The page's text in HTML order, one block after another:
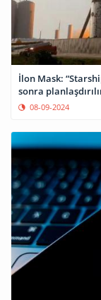
İlon Mask:
sonra
08-09-2024